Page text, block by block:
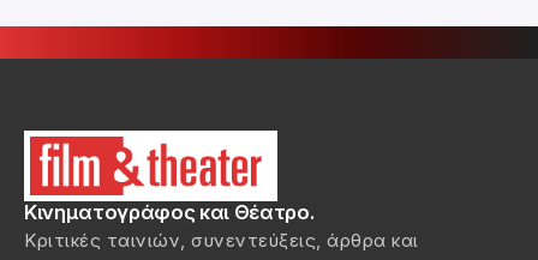
Κινηματογράφος και Θέατρο.
Κριτικές ταινιών, συνεντεύξεις, άρθρα και